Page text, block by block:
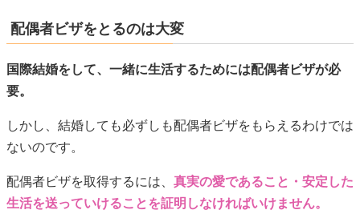
配偶者ビザをとるのは大変
国際結婚をして、一緒に生活するためには配偶者ビザが必
要。
しかし、結婚しても必ずしも配偶者ビザをもらえるわけでは
ないのです。
配偶者ビザを取得するには、 真実の愛であること・安定した
生活を送っていけることを証明しなければいけません。